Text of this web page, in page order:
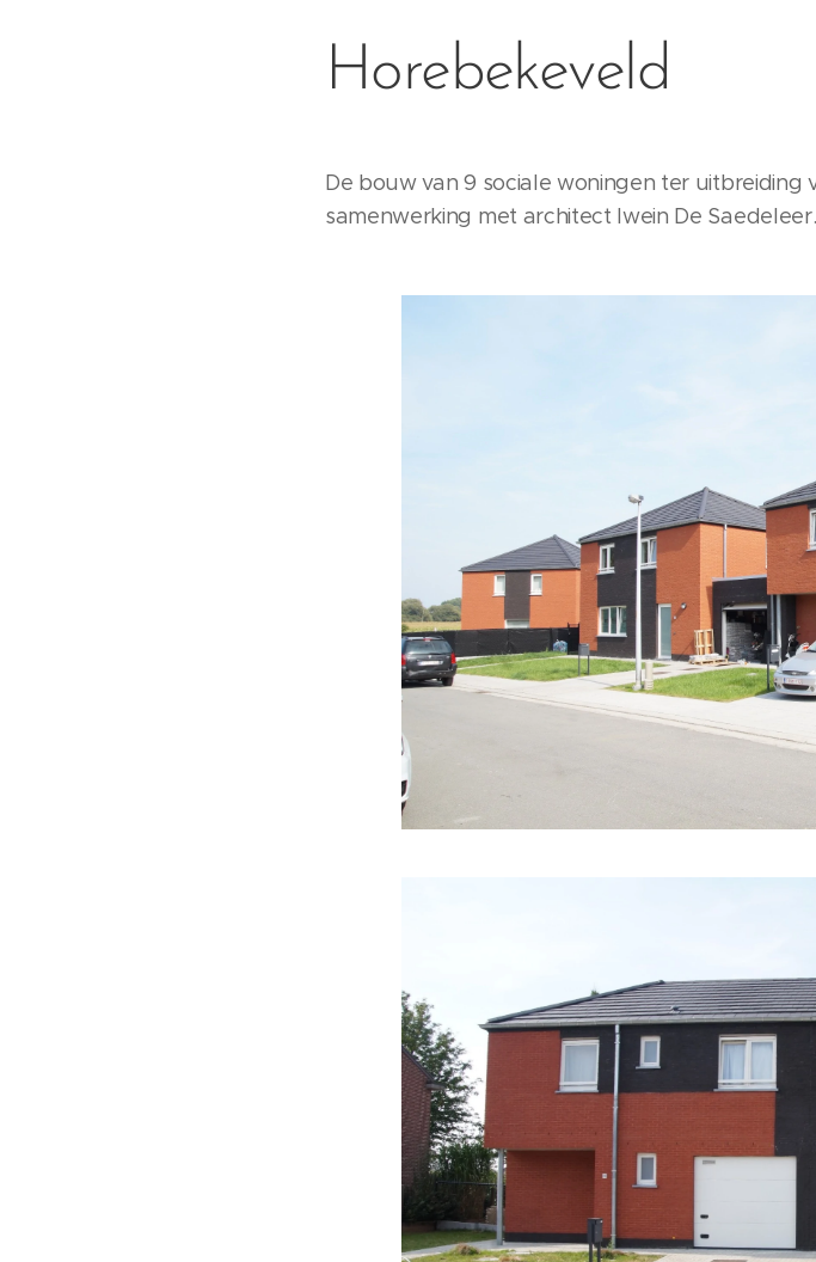
Horebekeveld
De bouw van 9 sociale woningen ter uitbreiding
samenwerking met architect Iwein De Saedeleer.